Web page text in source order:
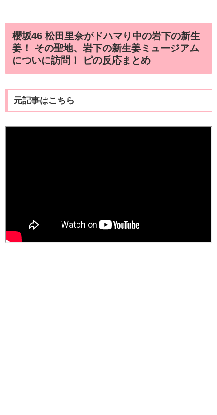
櫻坂46 松田里奈がドハマり中の岩下の新生
姜！ その聖地、岩下の新生姜ミュージアム
についに訪問！ ピの反応まとめ
元記事はこちら